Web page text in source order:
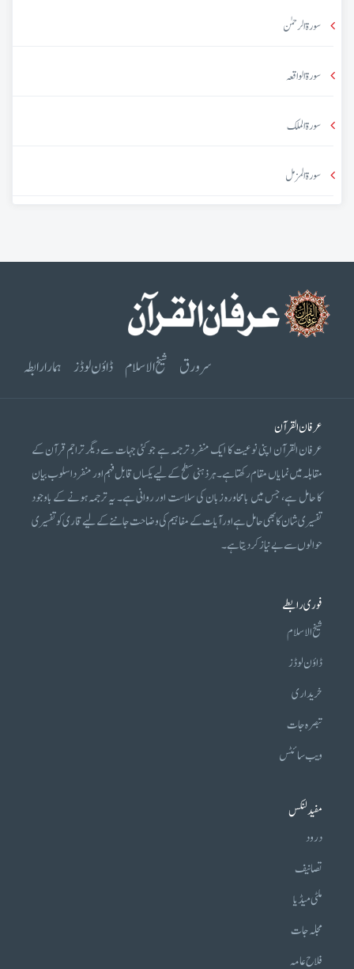
سورۃ الرحمٰن
سورۃ الواقعہ
سورۃ الملک
سورۃ المزمل
سرورق شیخ الاسلام ڈاؤن لوڈز ہمارا رابطہ
عرفان القرآن
عرفان القرآن اپنی نوعیت کا ایک منفرد ترجمہ ہے جو کئی جہات سے دیگر تراجم قرآن کے
مقابلہ میں نمایاں مقام رکھتا ہے۔ ہر ذہنی سطح کے لیے یکساں قابل فہم اور منفرد اسلوب بیان
کا حامل ہے، جس میں بامحاورہ زبان کی سلاست اور روانی ہے۔ یہ ترجمہ ہونے کے باوجود
تفسیری شان کا بھی حامل ہے اور آیات کے مفاہیم کی وضاحت جاننے کے لیے قاری کو تفسیری
حوالوں سے بے نیاز کر دیتا ہے۔
فوری رابطے
شیخ الاسلام
ڈاؤن لوڈز
خریداری
تبصرہ جات
ویب سائٹس
مفید لنکس
درود
تصانیف
ملٹی میڈیا
مجلہ جات
فلاح عامہ